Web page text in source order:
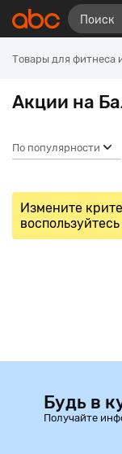
Товары для фитнеса
Акции на
По популярности
Измените
Будь в
Получайте